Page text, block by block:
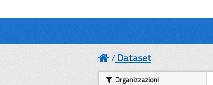
Dataset
Organizzazioni